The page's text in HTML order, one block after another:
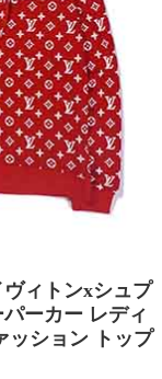
ィトンxシュプ
ーカー レディ
ッション トップ